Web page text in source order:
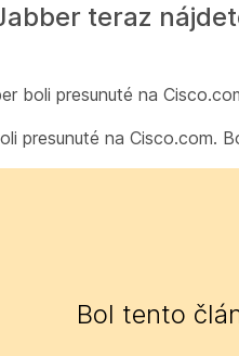
teraz
boli presunuté na
presunuté na Cisco.com.
Bol tento